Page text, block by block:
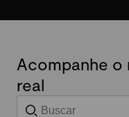
Acompanhe o
real